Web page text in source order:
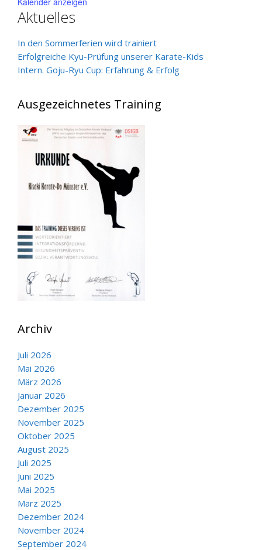
Aktuelles
In den Sommerferien wird trainiert
Erfolgreiche Kyu-Prüfung unserer Karate-Kids
Intern. Goju-Ryu Cup: Erfahrung & Erfolg
Ausgezeichnetes Training
Archiv
Juli 2026
Mai 2026
März 2026
Januar 2026
Dezember 2025
November 2025
Oktober 2025
August 2025
Juli 2025
Juni 2025
Mai 2025
März 2025
Dezember 2024
November 2024
September 2024